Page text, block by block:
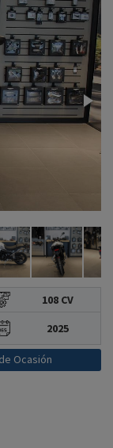
108 CV
2025
Ocasión